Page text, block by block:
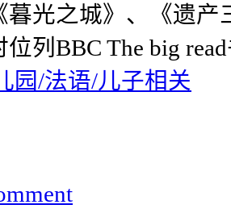
暮光之城》、《遗
位列BBC The big
园/法语/儿子相关